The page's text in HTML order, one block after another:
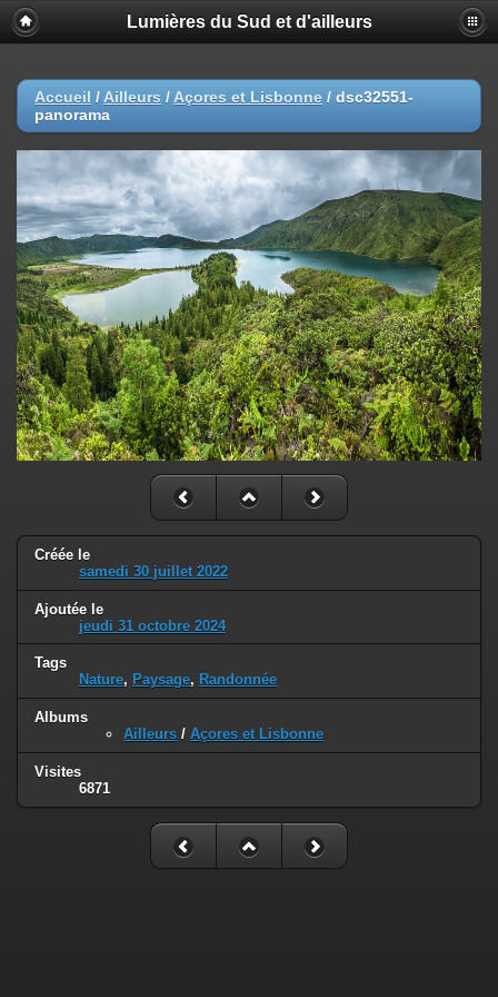
Lumières du Sud et d'ailleurs
Accueil / Ailleurs / Açores et Lisbonne / dsc32551-
panorama
Créée le
samedi 30 juillet 2022
Ajoutée le
jeudi 31 octobre 2024
Tags
Nature, Paysage, Randonnée
Albums
Ailleurs / Açores et Lisbonne
Visites
6871